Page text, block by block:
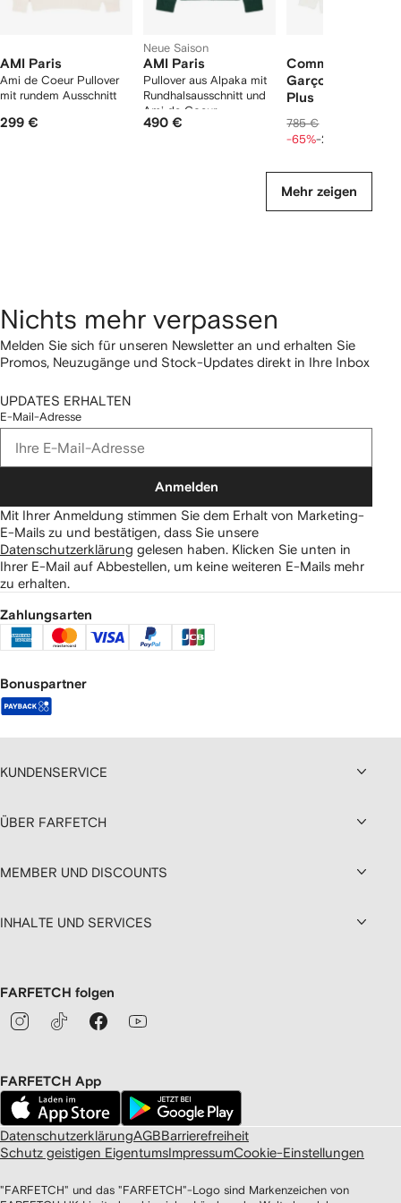
AMI Paris
Ami de Coeur Pullover
mit rundem Ausschnitt
299 €
Neue Saison
AMI Paris
Pullover aus Alpaka mit
Rundhalsausschnitt und
Ami de Coeur
490 €
Comme des
Garçons Homme
Plus
785 €
-65%-20%
Mehr zeigen
Nichts mehr verpassen
Melden Sie sich für unseren Newsletter an und erhalten Sie
Promos, Neuzugänge und Stock-Updates direkt in Ihre Inbox
UPDATES ERHALTEN
E-Mail-Adresse
Anmelden
Mit Ihrer Anmeldung stimmen Sie dem Erhalt von Marketing-
E-Mails zu und bestätigen, dass Sie unsere
Datenschutzerklärung gelesen haben. Klicken Sie unten in
Ihrer E-Mail auf Abbestellen, um keine weiteren E-Mails mehr
zu erhalten.
Zahlungsarten
Bonuspartner
KUNDENSERVICE
ÜBER FARFETCH
MEMBER UND DISCOUNTS
INHALTE UND SERVICES
FARFETCH folgen
FARFETCH App
DatenschutzerklärungAGBBarrierefreiheit
Schutz geistigen EigentumsImpressumCookie-Einstellungen
"FARFETCH" und das "FARFETCH"-Logo sind Markenzeichen von